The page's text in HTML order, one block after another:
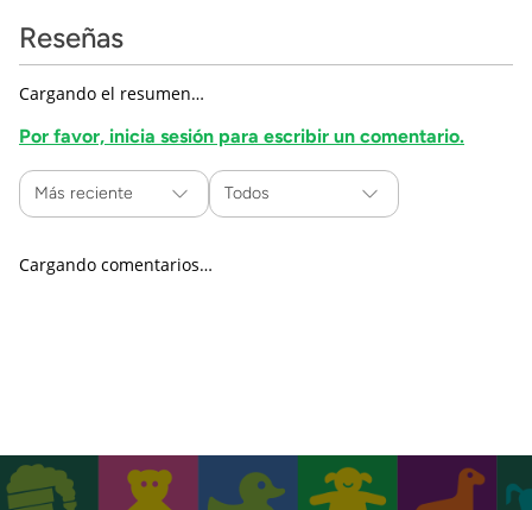
Reseñas
Cargando el resumen…
Por favor, inicia sesión para escribir un comentario.
Más reciente Todos
Cargando comentarios…